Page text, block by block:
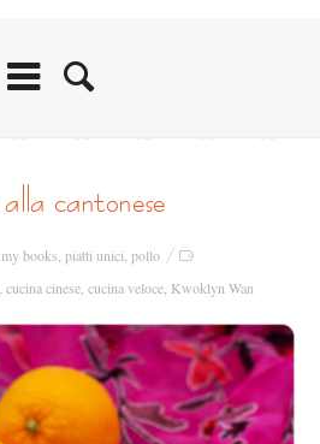
cantonese
books piatti unici pollo
cucina cinese cucina veloce Kwoklyn Wan